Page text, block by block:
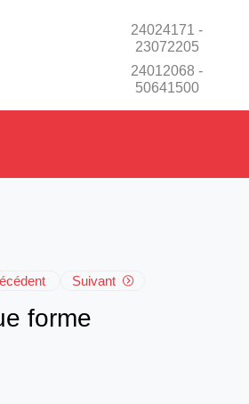
24024171 -
23072205
24012068 -
50641500
Suivant
forme